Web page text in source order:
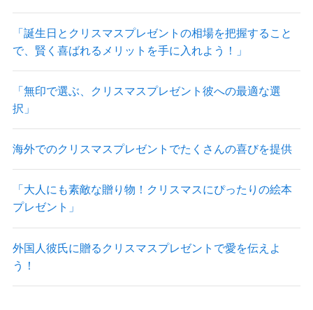
「誕生日とクリスマスプレゼントの相場を把握すること
で、賢く喜ばれるメリットを手に入れよう！」
「無印で選ぶ、クリスマスプレゼント彼への最適な選
択」
海外でのクリスマスプレゼントでたくさんの喜びを提供
「大人にも素敵な贈り物！クリスマスにぴったりの絵本
プレゼント」
外国人彼氏に贈るクリスマスプレゼントで愛を伝えよ
う！